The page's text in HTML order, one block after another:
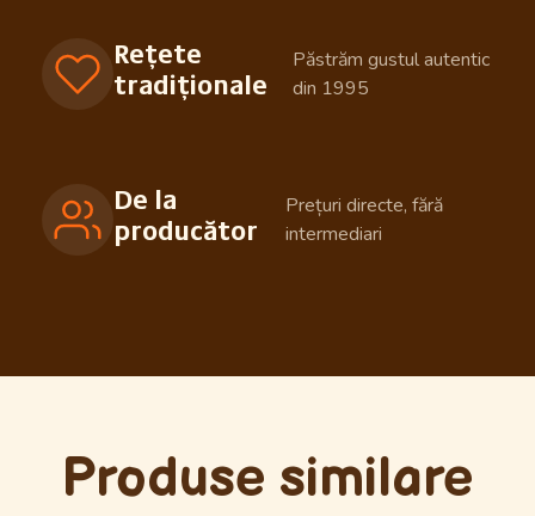
Rețete
tradiționale
Păstrăm gustul autentic
din 1995
De la
producător
Prețuri directe, fără
intermediari
Produse similare